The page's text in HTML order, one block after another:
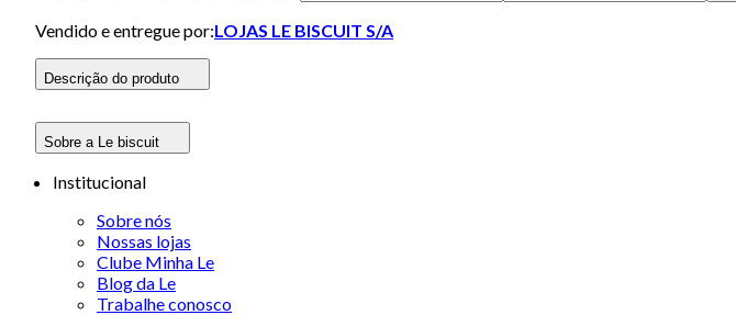
Vendido e entregue por:LOJAS LE BISCUIT S/A
Descrição do produto
Sobre a Le biscuit
Institucional
Sobre nós
Nossas lojas
Clube Minha Le
Blog da Le
Trabalhe conosco